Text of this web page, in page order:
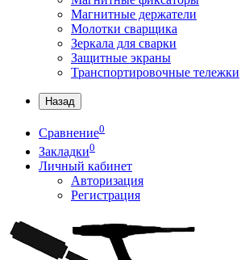
Магнитные держатели
Молотки сварщика
Зеркала для сварки
Защитные экраны
Транспортировочные тележки
Назад
Сравнение0
Закладки0
Личный кабинет
Авторизация
Регистрация